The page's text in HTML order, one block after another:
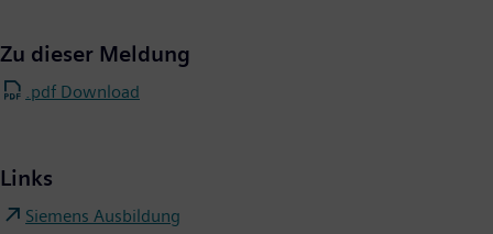
Zu dieser Meldung
.pdf Download
Links
Siemens Ausbildung